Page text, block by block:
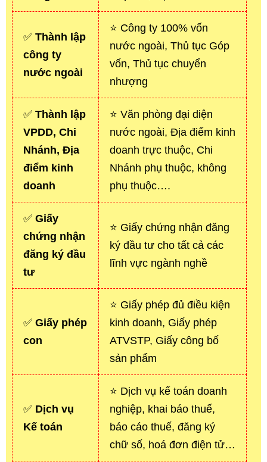
✅ Thành lập
công ty
nước ngoài
⭐ Công ty 100% vốn
nước ngoài, Thủ tục Góp
vốn, Thủ tục chuyển
nhượng
✅ Thành lập
VPDD, Chi
Nhánh, Địa
điểm kinh
doanh
⭐ Văn phòng đại diện
nước ngoài, Địa điểm kinh
doanh trực thuộc, Chi
Nhánh phụ thuộc, không
phụ thuộc….
✅ Giấy
chứng nhận
đăng ký đầu
tư
⭐ Giấy chứng nhận đăng
ký đầu tư cho tất cả các
lĩnh vực ngành nghề
✅ Giấy phép
con
⭐ Giấy phép đủ điều kiện
kinh doanh, Giấy phép
ATVSTP, Giấy công bố
sản phẩm
✅ Dịch vụ
Kế toán
⭐ Dịch vụ kế toán doanh
nghiệp, khai báo thuế,
báo cáo thuế, đăng ký
chữ số, hoá đơn điện tử…